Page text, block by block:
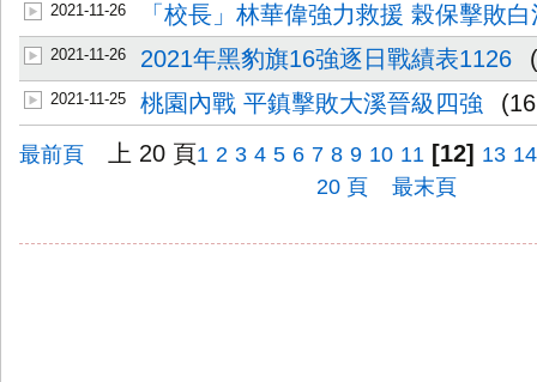
2021-11-26 「校長」林華偉強力救援 榖保擊敗
2021-11-26 2021年黑豹旗16強逐日戰績表1126
2021-11-25 桃園內戰 平鎮擊敗大溪晉級四強
最前頁 上 20 頁1 2 3 4 5 6 7 8 9 10 11 [12] 13 14
20 頁
最末頁